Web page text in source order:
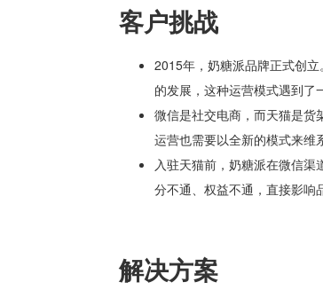
客户挑战
2015年，奶糖派品牌正式创
的发展，这种运营模式遇到了
微信是社交电商，而天猫是货
运营也需要以全新的模式来维
入驻天猫前，奶糖派在微信
分不通、权益不通，直接影响
解决方案